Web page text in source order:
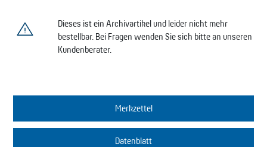
Dieses ist ein Archivartikel und leider nicht mehr
bestellbar. Bei Fragen wenden Sie sich bitte an unseren
Kundenberater.
Merkzettel
Datenblatt